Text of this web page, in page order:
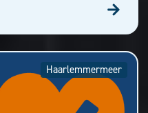
Haarlemmermeer